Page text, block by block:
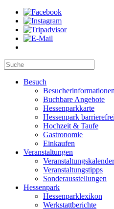
Besuch
Besucherinformationen
Buchbare Angebote
Hessenparkkarte
Hessenpark barrierefrei
Hochzeit & Taufe
Gastronomie
Einkaufen
Veranstaltungen
Veranstaltungskalender
Veranstaltungstipps
Sonderausstellungen
Hessenpark
Hessenparklexikon
Werkstattberichte